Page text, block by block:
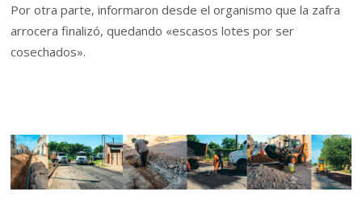
Por otra parte, informaron desde el organismo que la zafra
arrocera finalizó, quedando «escasos lotes por ser
cosechados».